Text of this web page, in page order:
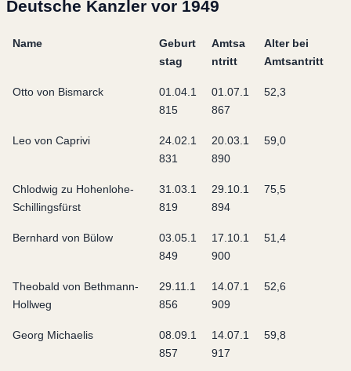
Deutsche Kanzler vor 1949
Name
Geburt
stag
Amtsa
ntritt
Alter bei
Amtsantritt
Otto von Bismarck
01.04.1
815
01.07.1
867
52,3
Leo von Caprivi
24.02.1
831
20.03.1
890
59,0
Chlodwig zu Hohenlohe-
Schillingsfürst
31.03.1
819
29.10.1
894
75,5
Bernhard von Bülow
03.05.1
849
17.10.1
900
51,4
Theobald von Bethmann-
Hollweg
29.11.1
856
14.07.1
909
52,6
Georg Michaelis
08.09.1
857
14.07.1
917
59,8